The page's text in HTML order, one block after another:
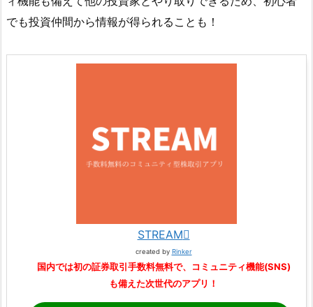
でも投資仲間から情報が得られることも！
STREAM
created by Rinker
国内では初の証券取引手数料無料で、コミュニティ機能(SNS)
も備えた次世代のアプリ！